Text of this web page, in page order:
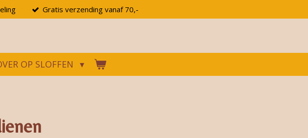
Gratis verzending vanaf 70,-
OP SLOFFEN